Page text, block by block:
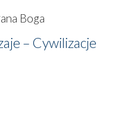
Boga
– Cywilizacje